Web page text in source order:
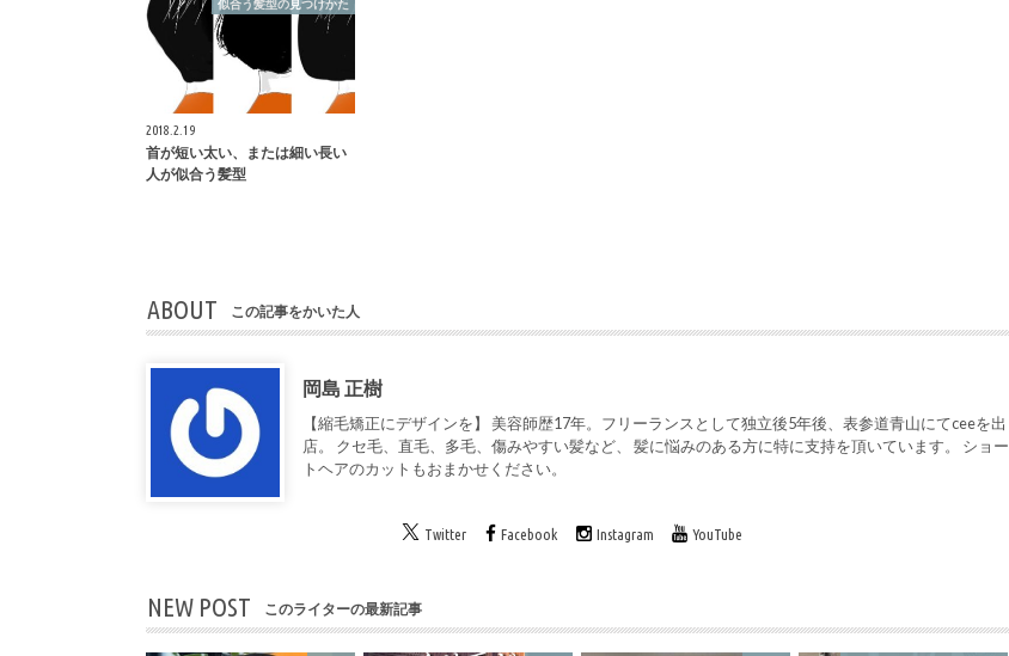
似合う髪型の見つけかた
2018.2.19
首が短い太い、または細い長い
人が似合う髪型
ABOUT この記事をかいた人
岡島 正樹
【縮毛矯正にデザインを】 美容師歴17年。フリーランスとして独立後5年後、表参道青山にてceeを出
店。 クセ毛、直毛、多毛、傷みやすい髪など、 髪に悩みのある方に特に支持を頂いています。 ショー
トヘアのカットもおまかせください。
Twitter Facebook Instagram YouTube
NEW POST このライターの最新記事